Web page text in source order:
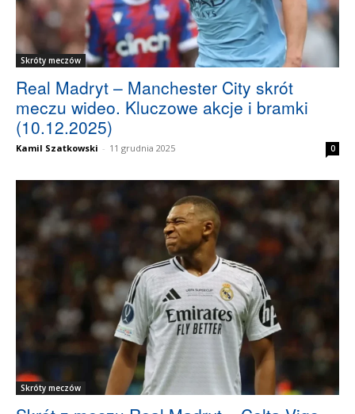
Skróty meczów
Real Madryt – Manchester City skrót
meczu wideo. Kluczowe akcje i bramki
(10.12.2025)
Kamil Szatkowski - 11 grudnia 2025 0
Skróty meczów